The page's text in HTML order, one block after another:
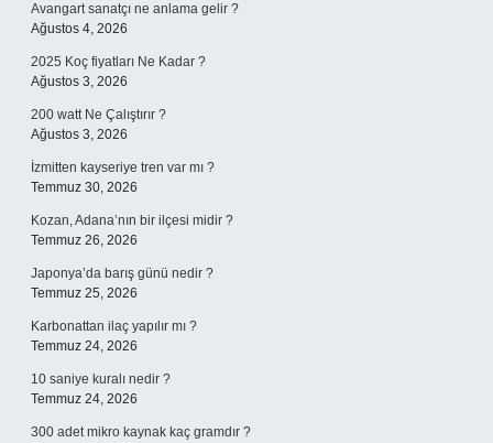
Avangart sanatçı ne anlama gelir ?
Ağustos 4, 2026
2025 Koç fiyatları Ne Kadar ?
Ağustos 3, 2026
200 watt Ne Çalıştırır ?
Ağustos 3, 2026
İzmitten kayseriye tren var mı ?
Temmuz 30, 2026
Kozan, Adana’nın bir ilçesi midir ?
Temmuz 26, 2026
Japonya’da barış günü nedir ?
Temmuz 25, 2026
Karbonattan ilaç yapılır mı ?
Temmuz 24, 2026
10 saniye kuralı nedir ?
Temmuz 24, 2026
300 adet mikro kaynak kaç gramdır ?